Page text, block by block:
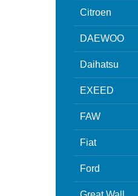
Citroen
DAEWOO
Daihatsu
EXEED
FAW
Fiat
Ford